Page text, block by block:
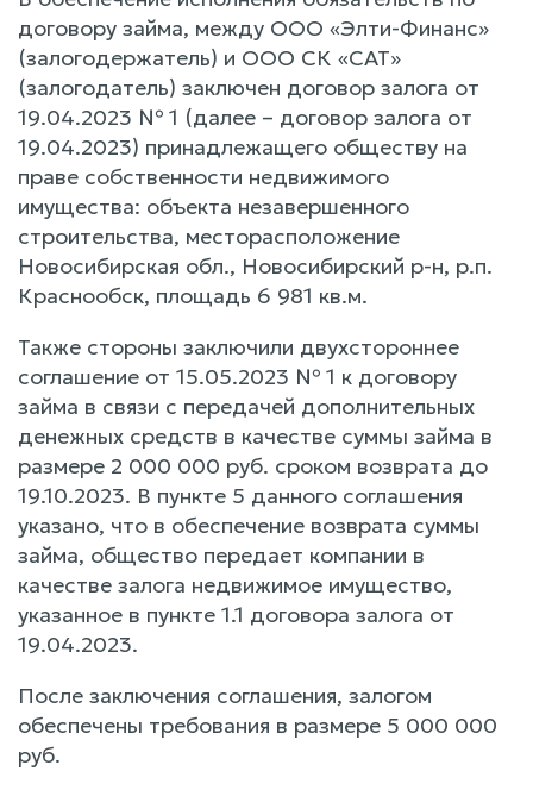
договору займа, между ООО «Элти-Финанс»
(залогодержатель) и ООО СК «САТ»
(залогодатель) заключен договор залога от
19.04.2023 № 1 (далее – договор залога от
19.04.2023) принадлежащего обществу на
праве собственности недвижимого
имущества: объекта незавершенного
строительства, месторасположение
Новосибирская обл., Новосибирский р-н, р.п.
Краснообск, площадь 6 981 кв.м.
Также стороны заключили двухстороннее
соглашение от 15.05.2023 № 1 к договору
займа в связи с передачей дополнительных
денежных средств в качестве суммы займа в
размере 2 000 000 руб. сроком возврата до
19.10.2023. В пункте 5 данного соглашения
указано, что в обеспечение возврата суммы
займа, общество передает компании в
качестве залога недвижимое имущество,
указанное в пункте 1.1 договора залога от
19.04.2023.
После заключения соглашения, залогом
обеспечены требования в размере 5 000 000
руб.